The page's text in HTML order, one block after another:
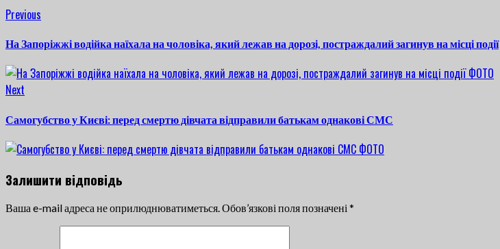
Continue
Reading
Previous
На Запоріжжі водійка наїхала на чоловіка, який лежав на дорозі, постраждалий загинув на місці події
Next
Самогубство у Києві: перед смертю дівчата відправили батькам однакові СМС
Залишити відповідь
Ваша e-mail адреса не оприлюднюватиметься.Обов’язкові поля позначені *